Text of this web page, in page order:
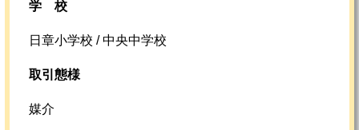
学校
日章小学校 / 中央中学校
取引態様
媒介